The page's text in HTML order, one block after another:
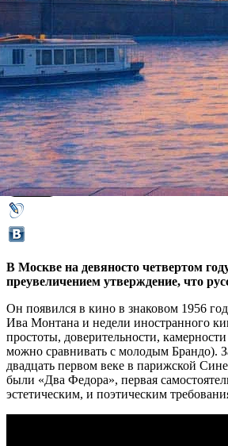
Прорыв в
изменили в
19 марта 2019,13:12 Версия для
В Москве на девяносто четвертом
преувеличением утверждение, что
Он появился в кино в знаковом 1956
Ива Монтана и недели иностранного
простоты, доверительности,
можно сравнивать с молодым Брандо).
двадцать первом веке в парижской
были «Два Федора», первая
эстетическим, и поэтическим